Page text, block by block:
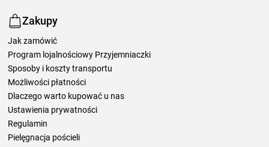
Zakupy
Jak zamówić
Program lojalnościowy Przyjemniaczki
Sposoby i koszty transportu
Możliwości płatności
Dlaczego warto kupować u nas
Ustawienia prywatności
Regulamin
Pielęgnacja pościeli